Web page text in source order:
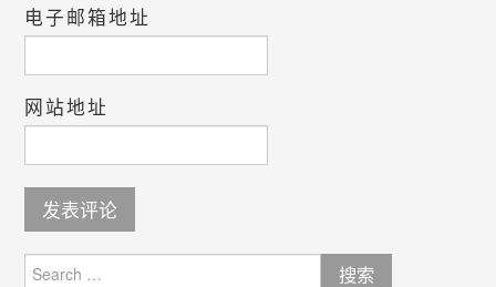
电子邮箱地址
网站地址